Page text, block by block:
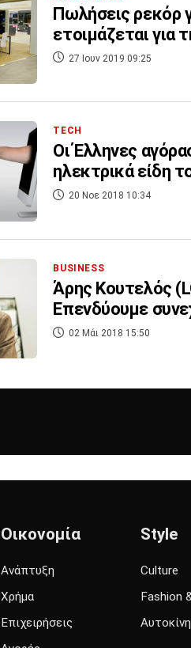
Πωλήσεις ρεκόρ
ετοιμάζεται για
27 Ιουν 2019 09:25
TECH
Οι Έλληνες
ηλεκτρικά είδη
20 Νοε 2018 10:34
BUSINESS
Άρης Κουτελός
Επενδύουμε
02 Μάι 2018 15:50
Οικονομία
Ανάπτυξη
Χρήμα
Επιχειρήσεις
Style
Culture
Fashion